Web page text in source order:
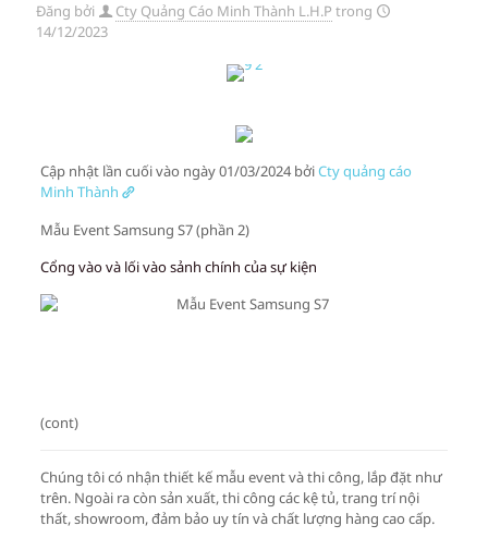
Đăng bởi Cty Quảng Cáo Minh Thành L.H.P trong
14/12/2023
Cập nhật lần cuối vào ngày 01/03/2024 bởiCty quảng cáo
Minh Thành
Mẫu Event Samsung S7 (phần 2)
Cổng vào và lối vào sảnh chính của sự kiện
(cont)
Chúng tôi có nhận thiết kế mẫu event và thi công, lắp đặt như
trên. Ngoài ra còn sản xuất, thi công các kệ tủ, trang trí nội
thất, showroom, đảm bảo uy tín và chất lượng hàng cao cấp.